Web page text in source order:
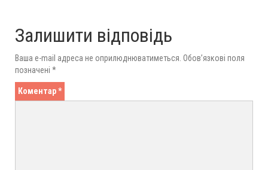
Залишити відповідь
Ваша e-mail адреса не оприлюднюватиметься. Обов’язкові поля
позначені *
Коментар*